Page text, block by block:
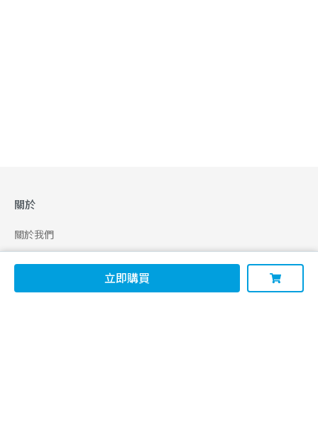
立即購買
關於
關於我們
合作申請